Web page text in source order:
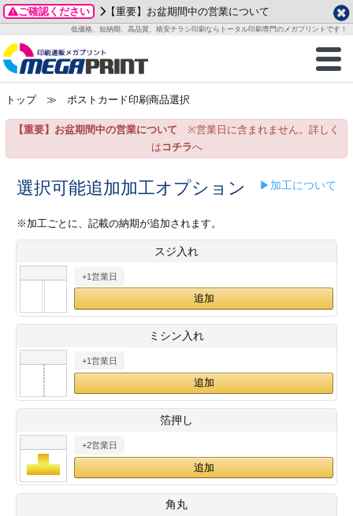
ご確認ください 【重要】お盆期間中の営業について
低価格、短納期、高品質、格安チラシ印刷ならトータル印刷専門のメガプリントです！
商品一覧
グッズ
ステッカー
ックカード印刷
業ツール印刷
＆盛り上げ印刷
ご利用ガイド
お客様へ
いて
方法
/送料について
刷
カード印刷
ックカード名刺
ムカード
型マル型印刷
ード印刷
刷
印刷
印刷
データ作成ガイド
成前に
ガイド
加工指示ガイド
テンプレート
ード印刷
名刺印刷
ックカード
ード印刷
形マル型
印刷
刷
一覧
わせ
り
プル請求
2026年 8月
月
火 水 木 金
土
1
3
4 5 6 7
8
15
24
25 26 27
29
土
1
2 3
9 10 11
12
14
15 16 17 18
19
26
28
29 30
・・休業日
トップ≫ ポストカード印刷商品選択
【重要】お盆期間中の営業について ※営業日に含まれません。詳しく
は コチラへ
選択可能追加加工オプション ▶加工について
※加工ごとに、記載の納期が追加されます。
スジ入れ
+1営業日
ミシン入れ
+1営業日
箔押し
+2営業日
角丸